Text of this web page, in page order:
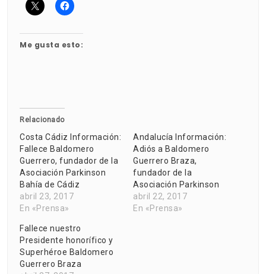
Me gusta esto:
Relacionado
Costa Cádiz Información:
Fallece Baldomero
Guerrero, fundador de la
Asociación Parkinson
Bahía de Cádiz
abril 23, 2017
En «Prensa»
Andalucía Información:
Adiós a Baldomero
Guerrero Braza,
fundador de la
Asociación Parkinson
abril 22, 2017
En «Prensa»
Fallece nuestro
Presidente honorífico y
Superhéroe Baldomero
Guerrero Braza